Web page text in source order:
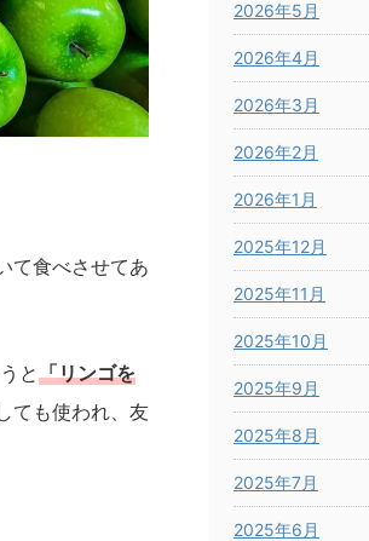
て食べさせてあ
と「リンゴを
ても使われ、友
2026年5月
2026年4月
2026年3月
2026年2月
2026年1月
2025年12月
2025年11月
2025年10月
2025年9月
2025年8月
2025年7月
2025年6月